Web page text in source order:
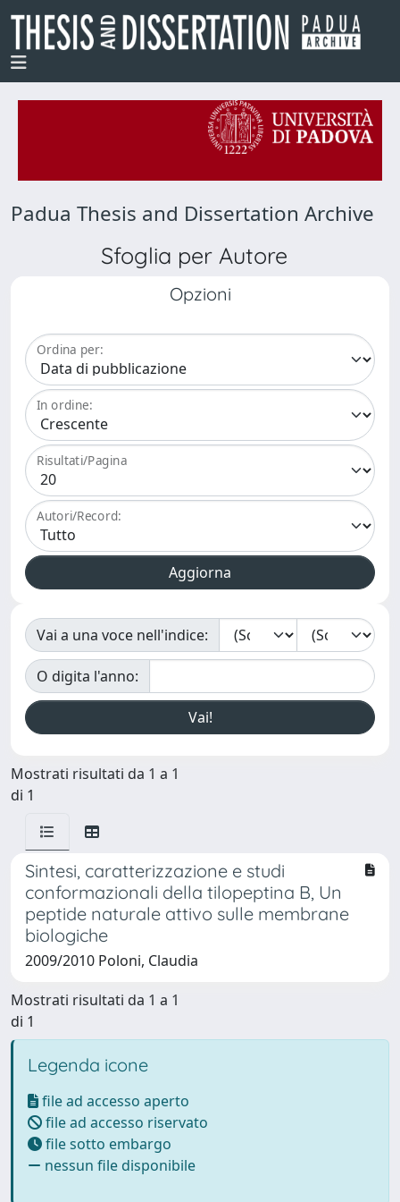
Padua Thesis and Dissertation Archive
Sfoglia per Autore
Opzioni
Ordina per:
In ordine:
Risultati/Pagina
Autori/Record:
Vai a una voce nell'indice:
O digita l'anno:
Mostrati risultati da 1 a 1
di 1
Sintesi, caratterizzazione e studi
conformazionali della tilopeptina B, Un
peptide naturale attivo sulle membrane
biologiche
2009/2010 Poloni, Claudia
Mostrati risultati da 1 a 1
di 1
Legenda icone
file ad accesso aperto
file ad accesso riservato
file sotto embargo
nessun file disponibile